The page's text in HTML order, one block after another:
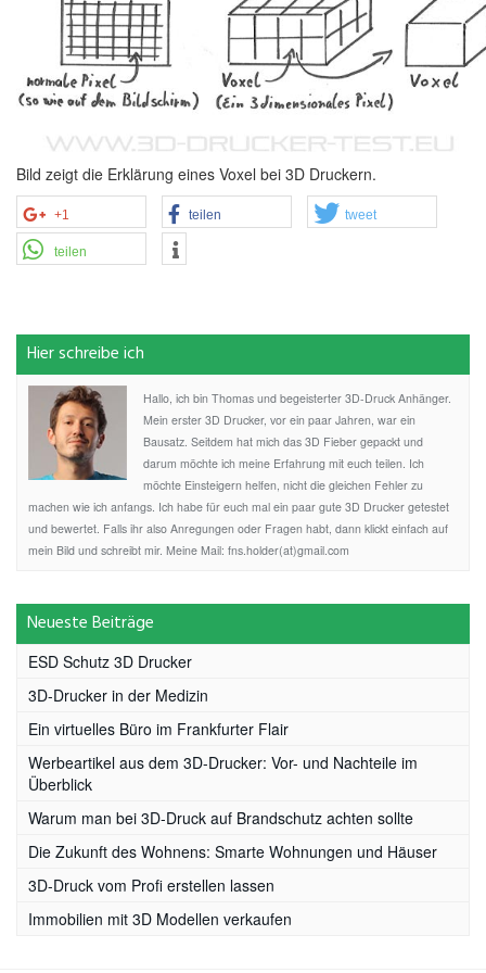
Bild zeigt die Erklärung eines Voxel bei 3D Druckern.
+1 teilen tweet
teilen
Hier schreibe ich
Hallo, ich bin Thomas und begeisterter 3D-Druck Anhänger.
Mein erster 3D Drucker, vor ein paar Jahren, war ein
Bausatz. Seitdem hat mich das 3D Fieber gepackt und
darum möchte ich meine Erfahrung mit euch teilen. Ich
möchte Einsteigern helfen, nicht die gleichen Fehler zu
machen wie ich anfangs. Ich habe für euch mal ein paar gute 3D Drucker getestet
und bewertet. Falls ihr also Anregungen oder Fragen habt, dann klickt einfach auf
mein Bild und schreibt mir. Meine Mail: fns.holder(at)gmail.com
Neueste Beiträge
ESD Schutz 3D Drucker
3D-Drucker in der Medizin
Ein virtuelles Büro im Frankfurter Flair
Werbeartikel aus dem 3D-Drucker: Vor- und Nachteile im
Überblick
Warum man bei 3D-Druck auf Brandschutz achten sollte
Die Zukunft des Wohnens: Smarte Wohnungen und Häuser
3D-Druck vom Profi erstellen lassen
Immobilien mit 3D Modellen verkaufen